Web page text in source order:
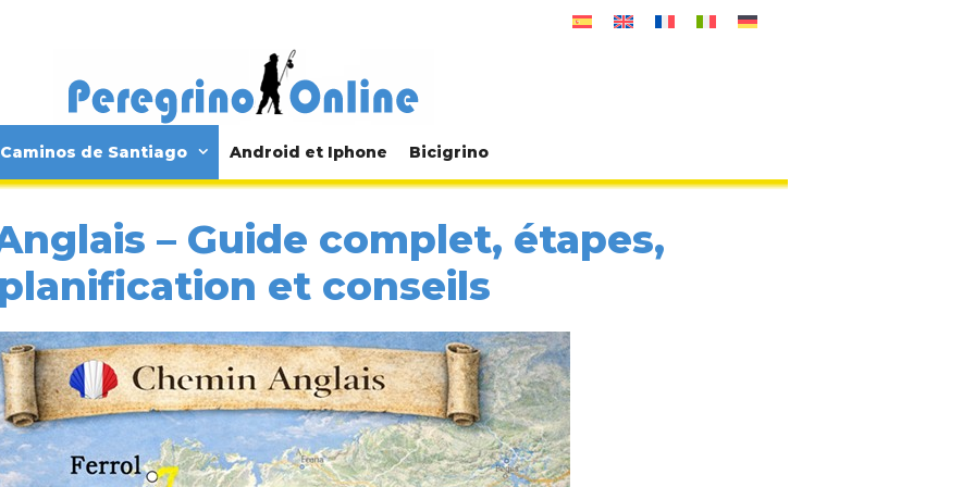
Caminos de Santiago Android et Iphone Bicigrino
– Guide complet, étapes,
planification et conseils